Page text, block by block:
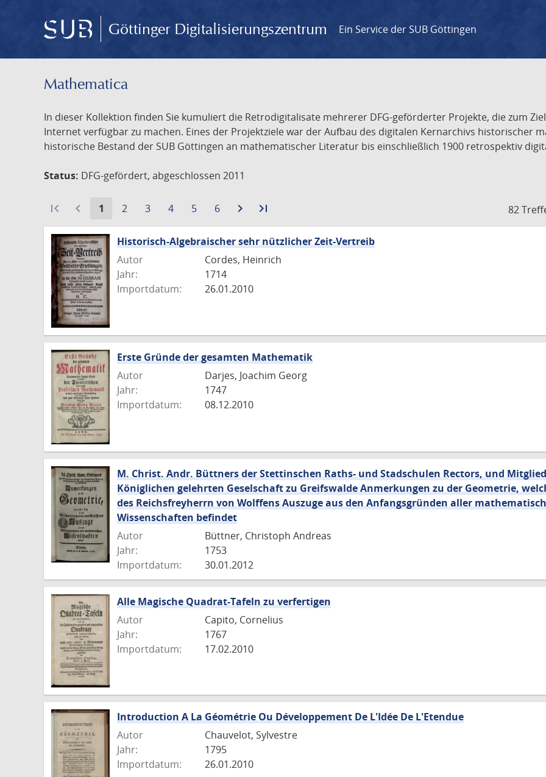
Göttinger Digitalisierungszentrum Ein Service der SUB Göttingen
Mathematica
In dieser Kollektion finden Sie kumuliert die Retrodigitalisate mehrerer DFG-geförderter Projekte, die zum
Internet verfügbar zu machen. Eines der Projektziele war der Aufbau des digitalen Kernarchivs historischer
historische Bestand der SUB Göttingen an mathematischer Literatur bis einschließlich 1900 retrospektiv
Status: DFG-gefördert, abgeschlossen 2011
82
first_page navigate_before
Aktuelle
1
Gehe
Seite
2
Gehe
Seite
3
Gehe
Seite
4
Gehe
Seite
5
Gehe
Seite
6 navigate_next
Zur
Seite
last_page
Seite
Historisch-Algebraischer sehr nützlicher Zeit-Vertreib
Autor
Cordes, Heinrich
Jahr:
1714
Importdatum:
26.01.2010
Erste Gründe der gesamten Mathematik
Autor
Darjes, Joachim Georg
Jahr:
1747
Importdatum:
08.12.2010
M. Christ. Andr. Büttners der Stettinschen Raths- und Stadschulen Rectors, und
Königlichen gelehrten Geselschaft zu Greifswalde Anmerkungen zu der Geometrie,
des Reichsfreyherrn von Wolffens Auszuge aus den Anfangsgründen aller
Wissenschaften befindet
Autor
Büttner, Christoph Andreas
Jahr:
1753
Importdatum:
30.01.2012
Alle Magische Quadrat-Tafeln zu verfertigen
Autor
Capito, Cornelius
Jahr:
1767
Importdatum:
17.02.2010
Introduction A La Géométrie Ou Développement De L'Idée De L'Etendue
Autor
Chauvelot, Sylvestre
Jahr:
1795
Importdatum:
26.01.2010